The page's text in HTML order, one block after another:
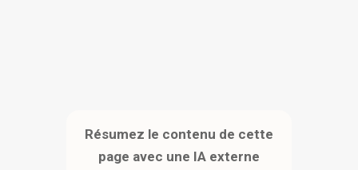
Résumez le contenu de cette
page avec une IA externe